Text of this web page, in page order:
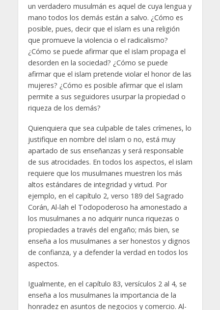
un verdadero musulmán es aquel de cuya lengua y
mano todos los demás están a salvo. ¿Cómo es
posible, pues, decir que el islam es una religión
que promueve la violencia o el radicalismo?
¿Cómo se puede afirmar que el islam propaga el
desorden en la sociedad? ¿Cómo se puede
afirmar que el islam pretende violar el honor de las
mujeres? ¿Cómo es posible afirmar que el islam
permite a sus seguidores usurpar la propiedad o
riqueza de los demás?
Quienquiera que sea culpable de tales crímenes, lo
justifique en nombre del islam o no, está muy
apartado de sus enseñanzas y será responsable
de sus atrocidades. En todos los aspectos, el islam
requiere que los musulmanes muestren los más
altos estándares de integridad y virtud. Por
ejemplo, en el capítulo 2, verso 189 del Sagrado
Corán, Al-lah el Todopoderoso ha amonestado a
los musulmanes a no adquirir nunca riquezas o
propiedades a través del engaño; más bien, se
enseña a los musulmanes a ser honestos y dignos
de confianza, y a defender la verdad en todos los
aspectos.
Igualmente, en el capítulo 83, versículos 2 al 4, se
enseña a los musulmanes la importancia de la
honradez en asuntos de negocios y comercio. Al-